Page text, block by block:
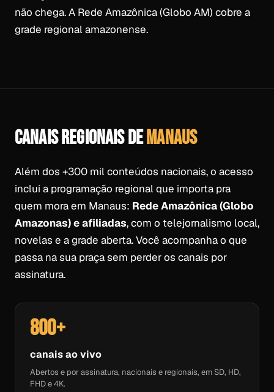
não chega. A Rede Amazônica (Globo AM) cobre a
grade regional amazonense.
CANAIS REGIONAIS DEMANAUS
Além dos +300 mil conteúdos nacionais, o acesso
inclui a programação regional que importa pra
quem mora em Manaus: Rede Amazônica (Globo
Amazonas) e afiliadas, com o telejornalismo local,
novelas e a grade aberta. Você acompanha o que
passa na sua praça sem perder os canais por
assinatura.
800+
canais ao vivo
Abertos e por assinatura, nacionais e regionais, em SD, HD,
FHD e 4K.